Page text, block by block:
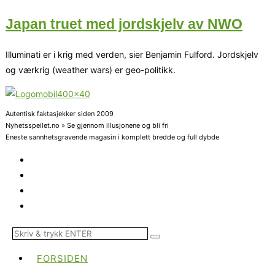
Japan truet med jordskjelv av NWO
Illuminati er i krig med verden, sier Benjamin Fulford. Jordskjelv
og værkrig (weather wars) er geo-politikk.
Autentisk faktasjekker siden 2009
Nyhetsspeilet.no » Se gjennom illusjonene og bli fri
Eneste sannhetsgravende magasin i komplett bredde og full dybde
FORSIDEN